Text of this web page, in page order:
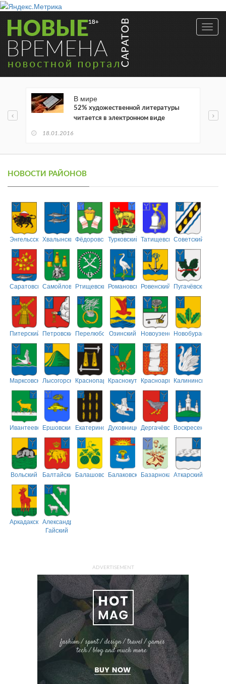
В мире
52% художественной литературы
читается в электронном виде
18.01.2016
НОВОСТИ РАЙОНОВ
ЭнгельсскийХвалынскийФёдоровскийТурковский ТатищевскийСоветский
СаратовскийСамойловскийРтищевскийРомановскийРовенский Пугачёвский
Питерский ПетровскийПерелюбскийОзинский НовоузенскийНовобурасский
МарксовскийЛысогорскийКраснопартизанский
КраснокутскийКрасноармейский
Калининский
ИвантеевскийЕршовский ЕкатериновскийДуховницкийДергачёвскийВоскресенский
Вольский БалтайскийБалашовскийБалаковскийБазарнокарабулакский
Аткарский
АркадакскийАлександрово-
Гайский
ADVERTISEMENT